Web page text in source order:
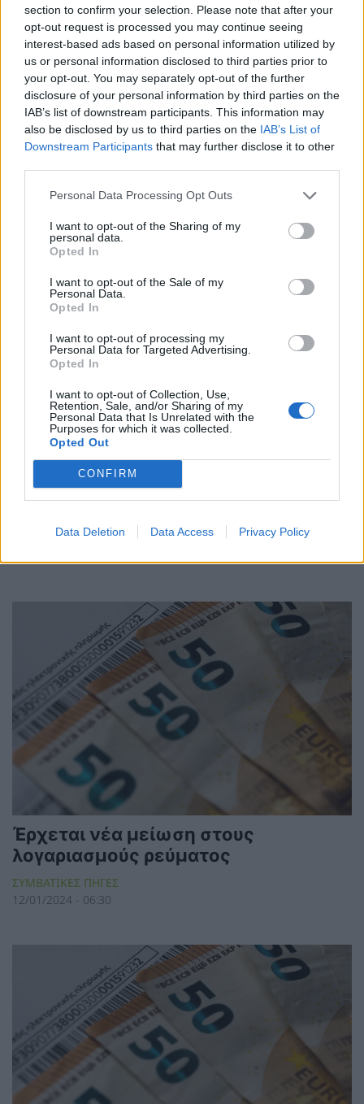
section to confirm your selection. Please note that after your
opt-out request is processed you may continue seeing
interest-based ads based on personal information utilized by
us or personal information disclosed to third parties prior to
your opt-out. You may separately opt-out of the further
disclosure of your personal information by third parties on the
IAB’s list of downstream participants. This information may
also be disclosed by us to third parties on the IAB’s List of
Downstream Participants that may further disclose it to other
Personal Data Processing Opt Outs
I want to opt-out of the Sharing of my
personal data.
Opted In
I want to opt-out of the Sale of my
Personal Data.
Opted In
I want to opt-out of processing my
Personal Data for Targeted Advertising.
Opted In
I want to opt-out of Collection, Use,
Retention, Sale, and/or Sharing of my
Personal Data that Is Unrelated with the
Purposes for which it was collected.
Opted Out
CONFIRM
Data Deletion Data Access Privacy Policy
Λογαριασμοί ρεύματος: Επιστροφή
στο παλιό τιμολόγιο με μια απλή
αίτηση
ΗΛΕΚΤΡΙΣΜΟΣ
22/01/2024 - 06:19
Λογαριασμοί ρεύματος: Αναστάτωση
με τις επιδοτήσεις σε καταστήματα,
φούρνους, κομμωτήρια,
ΗΛΕΚΤΡΙΣΜΟΣ
Έρχεται νέα μείωση στους
λογαριασμούς ρεύματος
ΣΥΜΒΑΤΙΚΕΣ ΠΗΓΕΣ
12/01/2024 - 06:30